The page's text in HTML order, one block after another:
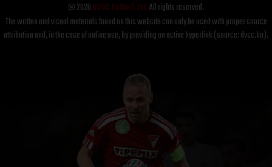
© 2026DVSC Futball Zrt.All rights reserved.
The written and visual materials found on this website can only be used with proper source
attribution and, in the case of online use, by providing an active hyperlink (source: dvsc.hu).